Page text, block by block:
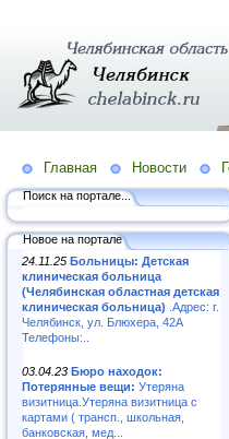
Главная Новости
Поиск на портале...
Новое на портале
24.11.25 Больницы: Детская
клиническая больница
(Челябинская областная детская
клиническая больница) .Адрес: г.
Челябинск, ул. Блюхера, 42А
Телефоны:..
03.04.23 Бюро находок:
Потерянные вещи: Утеряна
визитница.Утеряна визитница с
картами ( трансп., школьная,
банковская, мед...